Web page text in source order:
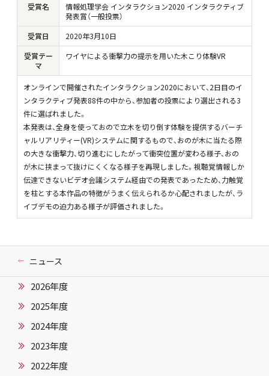
受賞名
情報処理学会 インタラクション2020 インタラクティブ
発表賞（一般投票）
受賞日
2020年3月10日
受賞テー
マ
ワイヤによる衝撃力の提示を用いた木こり体験VR
オンラインで開催されたインタラクション2020において、2日目のイ
ンタラクティブ発表88件の中から、参加者の投票により選出される3
件に選ばれました。
本発表は、全身を使っておので立木を切り倒す体験を提供するバーチ
ャルリアリティー(VR)システムに関するもので、おのが木に当たる際
の大きな衝撃力、切り進むにしたがって衝突位置が変わる様子、おの
が木に挟まって抜けにくくなる様子を再現しました。視聴覚情報しか
伝達できないビデオ会議システム経由での発表であったため、力触覚
を柱とする本作品の特徴がうまく伝えられるか心配されましたが、ラ
イブデモの迫力ある様子が評価されました。
ニュース
2026年度
2025年度
2024年度
2023年度
2022年度